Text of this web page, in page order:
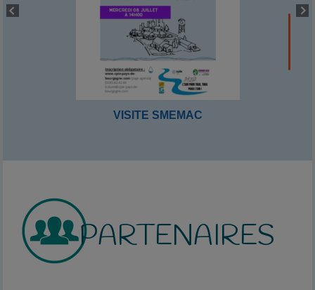
VISITE SMEMAC
PARTENAIRES